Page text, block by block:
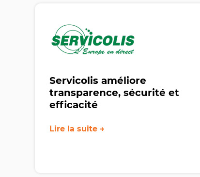
Servicolis améliore
transparence, sécurité et
efficacité
Lire la suite →